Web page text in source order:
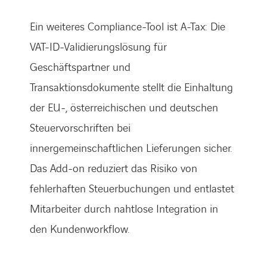
Ein weiteres Compliance-Tool ist A-Tax: Die
VAT-ID-Validierungslösung für
Geschäftspartner und
Transaktionsdokumente stellt die Einhaltung
der EU-, österreichischen und deutschen
Steuervorschriften bei
innergemeinschaftlichen Lieferungen sicher.
Das Add-on reduziert das Risiko von
fehlerhaften Steuerbuchungen und entlastet
Mitarbeiter durch nahtlose Integration in
den Kundenworkflow.